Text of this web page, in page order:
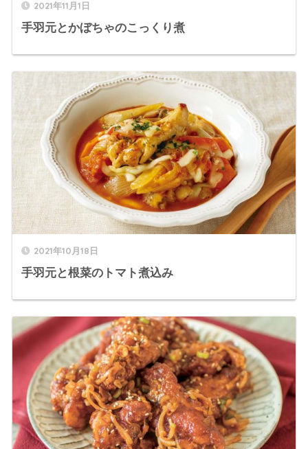
2021年11月1日
手羽元とかぼちゃのこっくり煮
2021年10月18日
手羽元と根菜のトマト煮込み